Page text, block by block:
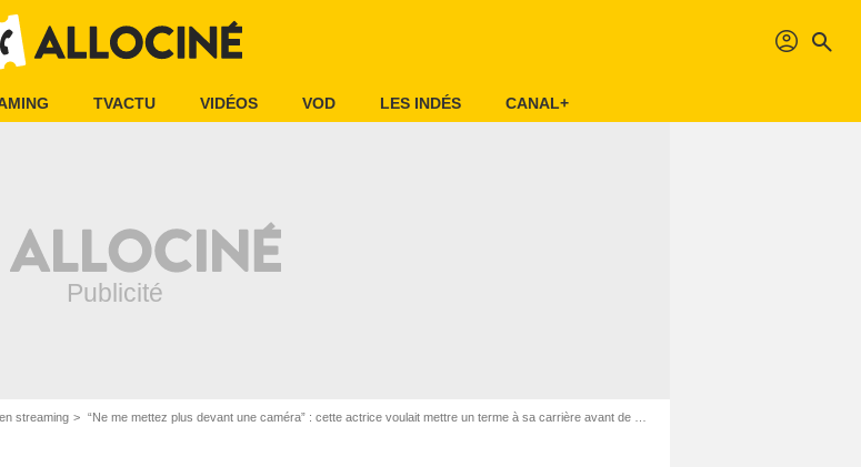
profil search
TVACTU VIDÉOS VOD LES INDÉS CANAL+
streaming “Ne me mettez plus devant une caméra” : cette actrice voulait mettre un terme à sa carrière avant de jouer dans cette super série avec Jon Hamm